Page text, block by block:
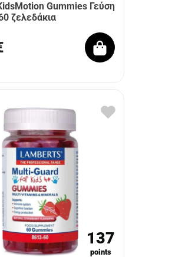
Gummies Γεύση
ζελεδάκια
137
points